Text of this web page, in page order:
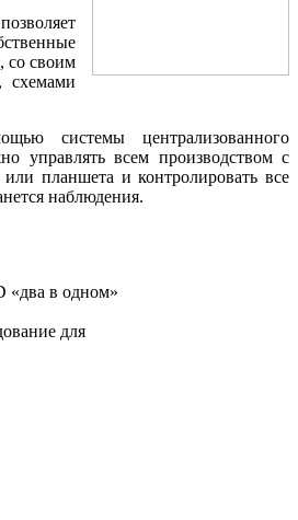
со своим
схемами
системы централизованного
управлять всем производством с
планшета и контролировать все
наблюдения.
для